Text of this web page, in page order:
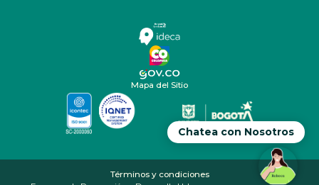
Chatea con Nosotros
Mapa del Sitio
Términos y condiciones